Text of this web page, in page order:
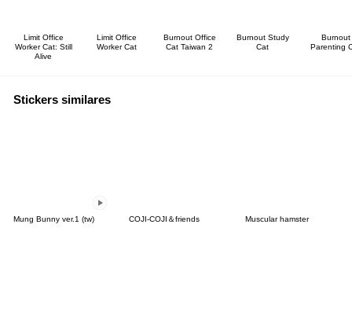
Limit Office
Worker Cat: Still
Alive
Limit Office
Worker Cat
Burnout Office
Cat Taiwan 2
Burnout Study
Cat
Burnout
Parenting
Stickers similares
Mung Bunny ver.1 (tw) COJI-COJI＆friends Muscular hamster